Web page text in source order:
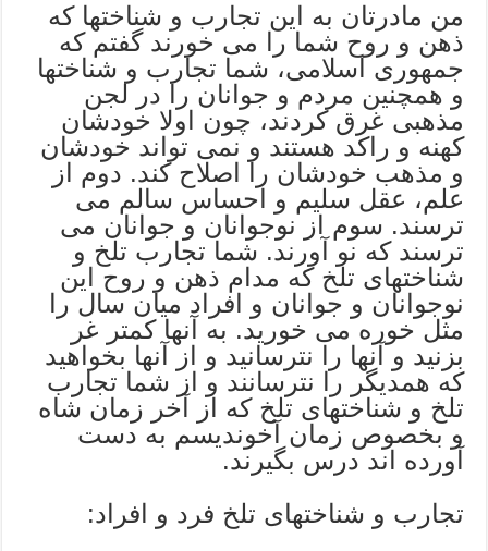
من مادرتان به این تجارب و شناختها که
ذهن و روح شما را می خورند گفتم که
جمهوری اسلامی، شما تجارب و شناختها
و همچنین مردم و جوانان را در لجن
مذهبی غرق کردند، چون اولا خودشان
کهنه و راکد هستند و نمی تواند خودشان
و مذهب خودشان را اصلاح کند. دوم از
علم، عقل سلیم و احساس سالم می
ترسند. سوم از نوجوانان و جوانان می
ترسند که نو آورند. شما تجارب تلخ و
شناختهای تلخ که مدام ذهن و روح این
نوجوانان و جوانان و افراد میان سال را
مثل خوره می خورید. به آنها کمتر غر
بزنید و آنها را نترسانید و از آنها بخواهید
که همدیگر را نترسانند و از شما تجارب
تلخ و شناختهای تلخ که از آخر زمان شاه
و بخصوص زمان آخوندیسم به دست
آورده اند درس بگیرند.
تجارب و شناختهای تلخ فرد و افراد: